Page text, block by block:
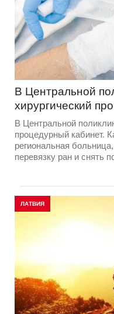
В Центральной
хирургический
В Центральной
процедурный кабинет.
региональная
перевязку ран и снять
ЛАТВИЯ